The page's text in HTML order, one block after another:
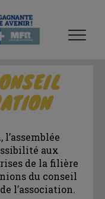
aux
de la filière
du conseil
l’association.